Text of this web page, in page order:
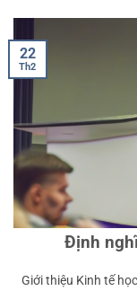
Định
Giới thiệu Kinh tế
22
Th2